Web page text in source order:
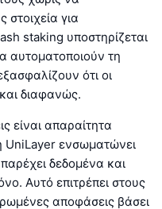
στοιχεία για
staking υποστηρίζεται
αυτοματοποιούν τη
ότι οι
διαφανώς.
είναι απαραίτητα
UniLayer ενσωματώνει
δεδομένα και
Αυτό επιτρέπει στους
αποφάσεις βάσει